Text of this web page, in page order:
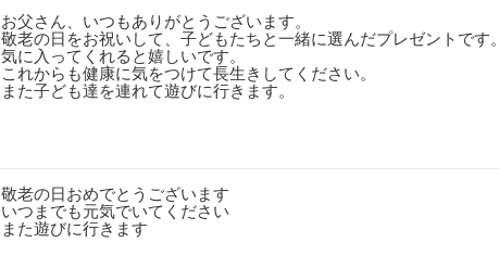
お父さん、いつもありがとうございます。
敬老の日をお祝いして、子どもたちと一緒に選んだプレゼントです。
気に入ってくれると嬉しいです。
これからも健康に気をつけて長生きしてください。
また子ども達を連れて遊びに行きます。
敬老の日おめでとうございます
いつまでも元気でいてください
また遊びに行きます